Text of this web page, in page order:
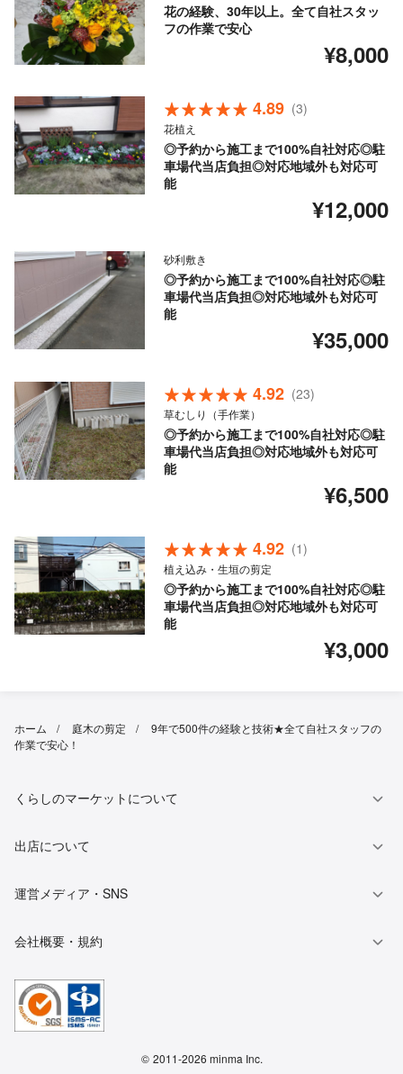
花の経験、30年以上。全て自社スタッ
フの作業で安心
¥8,000
4.89 (3)
花植え
◎予約から施工まで100%自社対応◎駐
車場代当店負担◎対応地域外も対応可
能
¥12,000
砂利敷き
◎予約から施工まで100%自社対応◎駐
車場代当店負担◎対応地域外も対応可
能
¥35,000
4.92 (23)
草むしり（手作業）
◎予約から施工まで100%自社対応◎駐
車場代当店負担◎対応地域外も対応可
能
¥6,500
4.92 (1)
植え込み・生垣の剪定
◎予約から施工まで100%自社対応◎駐
車場代当店負担◎対応地域外も対応可
能
¥3,000
ホーム 庭木の剪定
9年で500件の経験と技術★全て自社スタッフの
作業で安心！
くらしのマーケットについて
出店について
運営メディア・SNS
会社概要・規約
© 2011-2026 minma Inc.